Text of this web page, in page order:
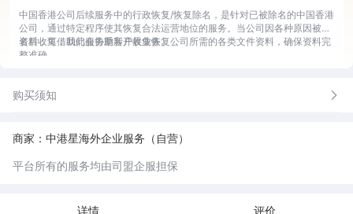
中国香港公司后续服务中的行政恢复/恢复除名，是针对已被除名的中国香港
公司，通过特定程序使其恢复合法运营地位的服务。当公司因各种原因被除
名后，可借助此服务重新开展业务。
资料收集：我们会协助客户收集恢复公司所需的各类文件资料，确保资料完
整准确。
法律咨询：提供相关法律方面的咨询服务，让客户了解恢复公司过程中的法
后续指导：公司恢复后，为客户提供运营方面的指导建议，助力公司顺利发
购买须知
商家：中港星海外企业服务（自营）
平台所有的服务均由司盟企服担保
详情 评价